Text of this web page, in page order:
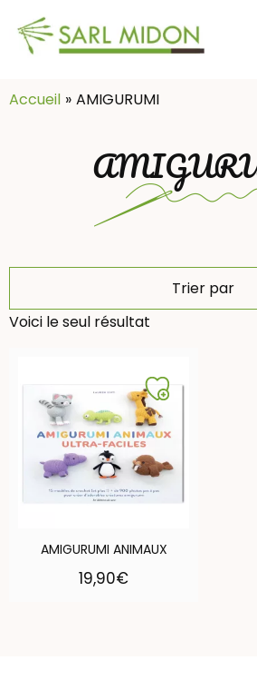
Accueil
AMIGURUMI
Trier par
Voici le seul résultat
AMIGURUMI ANIMAUX
19,90€